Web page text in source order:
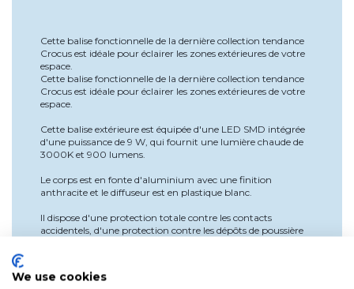
Cette balise fonctionnelle de la dernière collection tendance
Crocus est idéale pour éclairer les zones extérieures de votre
espace.
Cette balise fonctionnelle de la dernière collection tendance
Crocus est idéale pour éclairer les zones extérieures de votre
espace.
Cette balise extérieure est équipée d'une LED SMD intégrée
d'une puissance de 9 W, qui fournit une lumière chaude de
3000K et 900 lumens.
Le corps est en fonte d'aluminium avec une finition
anthracite et le diffuseur est en plastique blanc.
Il dispose d'une protection totale contre les contacts
accidentels, d'une protection contre les dépôts de poussière
We use cookies